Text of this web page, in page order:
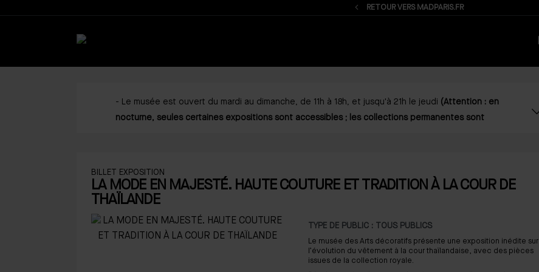
RETOUR VERS MADPARIS.FR
- Le musée est ouvert du mardi au dimanche, de 11h à 18h, et jusqu'à 21h le jeudi (Attention : en
nocturne, seules certaines expositions sont accessibles ; les collections permanentes sont
cette pageou contactez-nous par téléphone.
---------
- La réservation en ligne est fortement recommandée pour les visites prévues les samedis et
BILLET EXPOSITION
LA MODE EN MAJESTÉ. HAUTE COUTURE ET TRADITION À LA COUR DE
THAÏLANDE
TYPE DE PUBLIC : TOUS PUBLICS
Le musée des Arts décoratifs présente une exposition inédite sur
l’évolution du vêtement à la cour thaïlandaise, avec des pièces
issues de la collection royale.